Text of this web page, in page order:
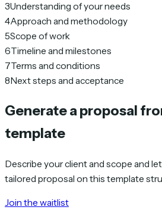
3Understanding of your needs
4Approach and methodology
5Scope of work
6Timeline and milestones
7Terms and conditions
8Next steps and acceptance
Generate a proposal
template
Describe your client and scope and
tailored proposal on this template
Join the waitlist